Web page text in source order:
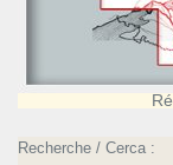
Recherche / Cerca :